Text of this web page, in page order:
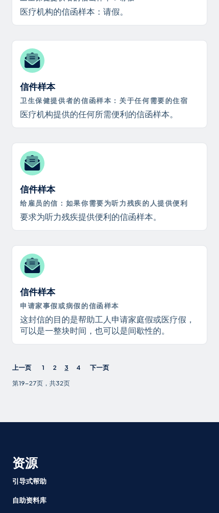
医疗机构的信函样本：请假。
信件样本
卫生保健提供者的信函样本：关于任何需要的住宿
医疗机构提供的任何所需便利的信函样本。
信件样本
给雇员的信：如果你需要为听力残疾的人提供便利
要求为听力残疾提供便利的信函样本。
信件样本
申请家事假或病假的信函样本
这封信的目的是帮助工人申请家庭假或医疗假，
可以是一整块时间，也可以是间歇性的。
上一页 1 2 3 4
下一页
第19-27页，共32页
资源
引导式帮助
自助资料库